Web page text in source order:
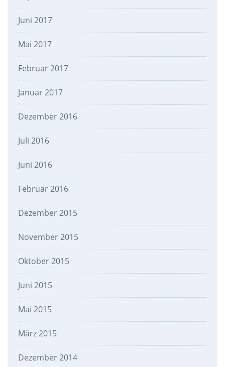
Juni 2017
Mai 2017
Februar 2017
Januar 2017
Dezember 2016
Juli 2016
Juni 2016
Februar 2016
Dezember 2015
November 2015
Oktober 2015
Juni 2015
Mai 2015
März 2015
Dezember 2014